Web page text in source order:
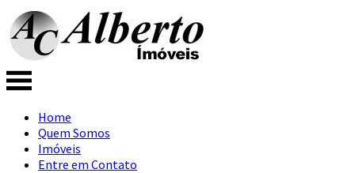
Home
Quem Somos
Imóveis
Entre em Contato